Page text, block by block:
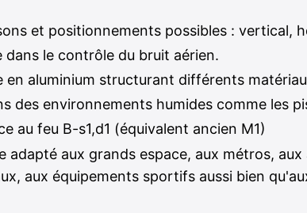
et positionnements possibles : vertical,
dans le contrôle du bruit aérien.
en aluminium structurant différents
des environnements humides comme les
au feu B-s1,d1 (équivalent ancien M1)
adapté aux grands espace, aux métros,
aux équipements sportifs aussi bien